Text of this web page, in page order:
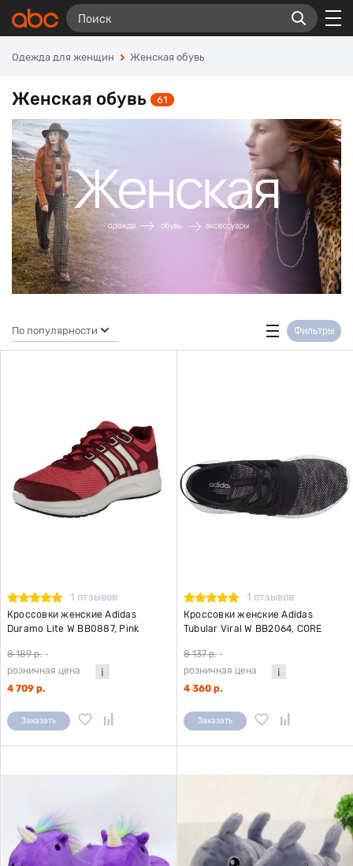
Одежда для женщин Женская обувь
Женская обувь 61
По популярности Фильтры
1 отзывов
Кроссовки женские Adidas
Duramo Lite W BB0887, Pink
8 189 р. -
розничная цена
4 709 р.
Заказать
1 отзывов
Кроссовки женские Adidas
Tubular Viral W BB2064, CORE
8 137 р. -
розничная цена
4 360 р.
Заказать